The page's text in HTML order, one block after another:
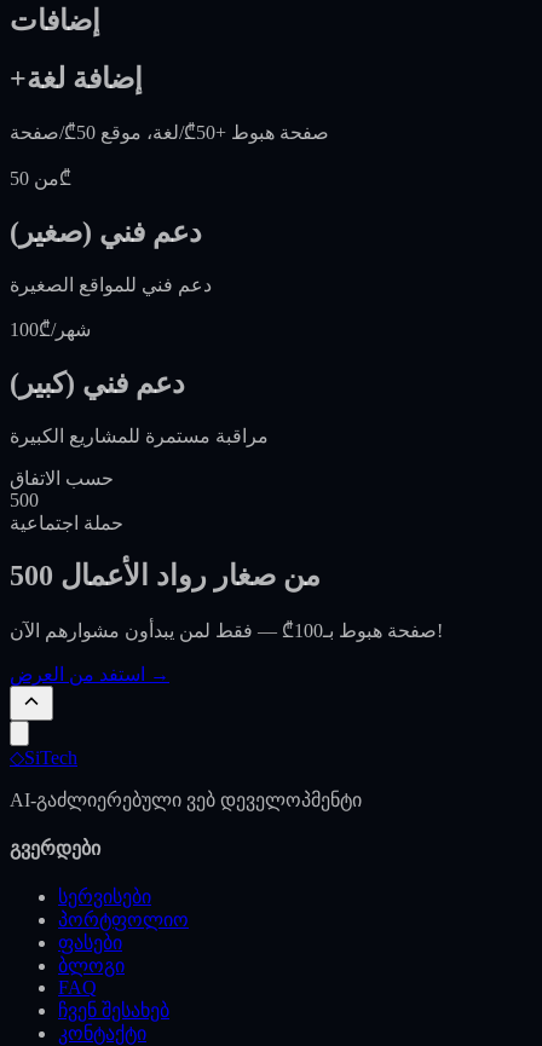
إضافات
+إضافة لغة
صفحة هبوط +50₾/لغة، موقع 50₾/صفحة
من 50₾
دعم فني (صغير)
دعم فني للمواقع الصغيرة
100₾/شهر
دعم فني (كبير)
مراقبة مستمرة للمشاريع الكبيرة
حسب الاتفاق
500
حملة اجتماعية
500 من صغار رواد الأعمال
صفحة هبوط بـ100₾ — فقط لمن يبدأون مشوارهم الآن!
استفد من العرض →
◇SiTech
AI-გაძლიერებული ვებ დეველოპმენტი
გვერდები
სერვისები
პორტფოლიო
ფასები
ბლოგი
FAQ
ჩვენ შესახებ
კონტაქტი